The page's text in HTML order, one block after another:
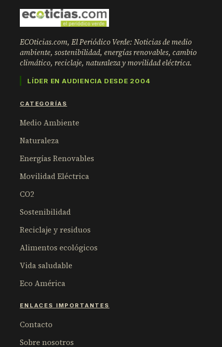
ECOticias.com, El Periódico Verde: Noticias de medio
ambiente, sostenibilidad, energías renovables, cambio
climático, reciclaje, naturaleza y movilidad eléctrica.
LÍDER EN AUDIENCIA DESDE 2004
CATEGORÍAS
Medio Ambiente
Naturaleza
Energías Renovables
Movilidad Eléctrica
CO2
Sostenibilidad
Reciclaje y residuos
Alimentos ecológicos
Vida saludable
Eco América
ENLACES IMPORTANTES
Contacto
Sobre nosotros